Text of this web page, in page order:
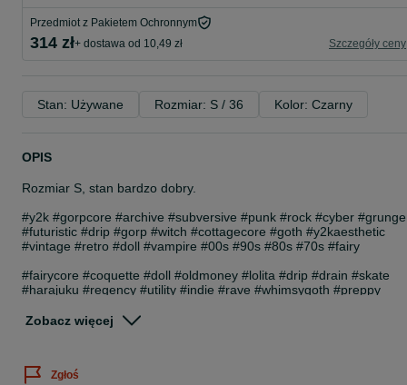
Przedmiot z Pakietem Ochronnym
314 zł+ dostawa od 10,49 zł Szczegóły ceny
Stan: Używane Rozmiar: S / 36 Kolor: Czarny
OPIS
Rozmiar S, stan bardzo dobry.
#y2k #gorpcore #archive #subversive #punk #rock #cyber #grunge
#futuristic #drip #gorp #witch #cottagecore #goth #y2kaesthetic
#vintage #retro #doll #vampire #00s #90s #80s #70s #fairy
#fairycore #coquette #doll #oldmoney #lolita #drip #drain #skate
#harajuku #regency #utility #indie #rave #whimsygoth #preppy
#vkei #visualkei #darklolita #kmrii #lgb #ifsixwasnine affliction
fairy fairycore cottagecore paris hilton mini vibe xoxo russian Slavic
Zobacz więcej
Zgłoś